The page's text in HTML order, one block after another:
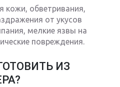
кожи, обветривания,
от укусов
мелкие язвы на
повреждения.
ИЗ